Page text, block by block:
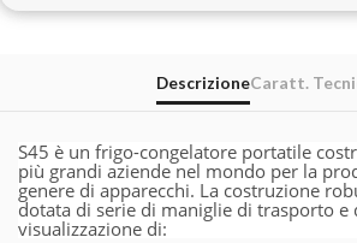
DescrizioneCaratt.
S45 è un frigo-congelatore portatile
più grandi aziende nel mondo per la
genere di apparecchi. La costruzione
dotata di serie di maniglie di trasporto e
visualizzazione di: